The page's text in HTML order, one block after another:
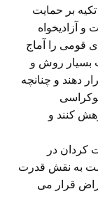
بر حمایت
آزادیخواه
قومی را آماج
بسیار روش و
دهند و چنانچه
کنند و
کردان در
به نقش قدرت
قرار می